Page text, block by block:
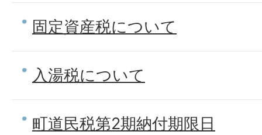
固定資産税について
入湯税について
町道民税第2期納付期限日